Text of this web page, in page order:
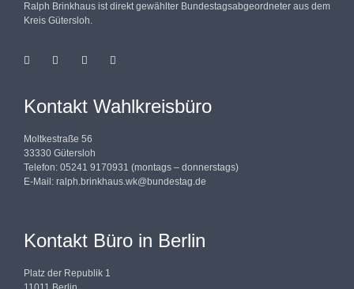
Ralph Brinkhaus ist direkt gewählter Bundestagsabgeordneter aus dem
Kreis Gütersloh.
Kontakt Wahlkreisbüro
Moltkestraße 56
33330 Gütersloh
Telefon: 05241 9170931 (montags – donnerstags)
E-Mail: ralph.brinkhaus.wk@bundestag.de
Kontakt Büro in Berlin
Platz der Republik 1